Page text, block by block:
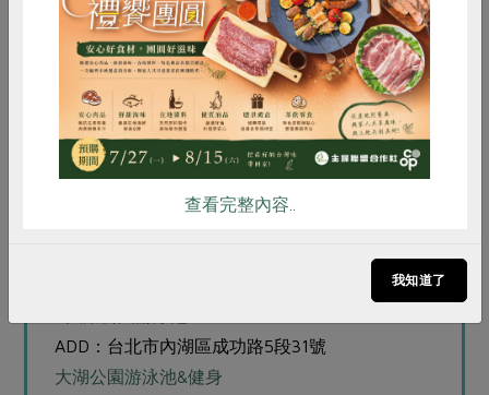
SHOP INFO
■野草花果有機農場
ADD：台北市內湖區碧山路38號
野草花果有機農場
ADD：台北市內湖區成功路5段31號
大湖公園游泳池&健身
惜食 RPET 食譜 減硝酸鹽
雞蛋 食安 共同購買
查看完整內容..
我知道了